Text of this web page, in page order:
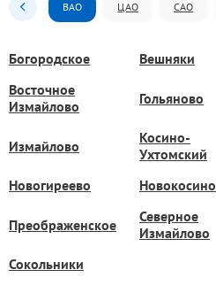
ВАО ЦАО САО
Богородское Вешняки
Восточное
Измайлово
Гольяново
Измайлово
Косино-
Ухтомский
Новогиреево Новокосино
Преображенское
Северное
Измайлово
Сокольники